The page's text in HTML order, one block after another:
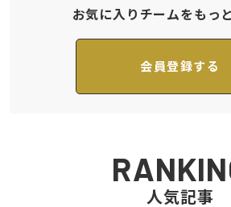
お気に入りチームをもっ
会員登録する
人気記事